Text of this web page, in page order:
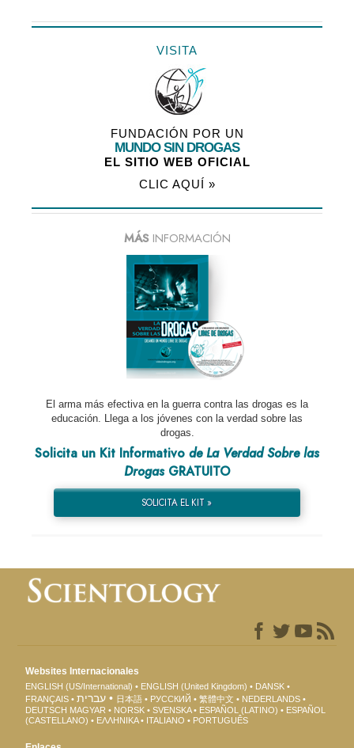
VISITA
FUNDACIÓN POR UN
MUNDO SIN DROGAS
EL SITIO WEB OFICIAL
CLIC AQUÍ »
MÁSINFORMACIÓN
El arma más efectiva en la guerra contra las drogas es la
educación. Llega a los jóvenes con la verdad sobre las
drogas.
Solicita un Kit Informativo de La Verdad Sobre las
DrogasGRATUITO
SOLICITA EL KIT »
Websites Internacionales
ENGLISH (US/International) ENGLISH (United Kingdom)
DANSK
FRANÇAIS
עברית 日本語 РУССКИЙ 繁體中文
NEDERLANDS
DEUTSCH MAGYAR NORSK SVENSKA ESPAÑOL (LATINO)
ESPAÑOL
(CASTELLANO)
ΕΛΛΗΝΙΚA ITALIANO PORTUGUÊS